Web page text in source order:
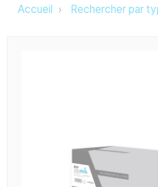
Accueil Rechercher par